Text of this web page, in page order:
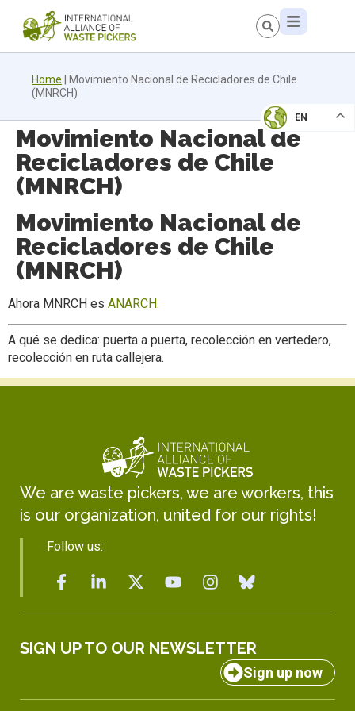
Home
Movimiento Nacional de Recicladores de Chile
(MNRCH)
EN
Movimiento Nacional de
Recicladores de Chile
(MNRCH)
Movimiento Nacional de
Recicladores de Chile
(MNRCH)
Ahora MNRCH es ANARCH.
A qué se dedica: puerta a puerta, recolección en vertedero,
recolección en ruta callejera.
We are waste pickers, we are workers, this
is our organization, united for our rights!
Follow us:
SIGN UP TO OUR NEWSLETTER
Sign up now